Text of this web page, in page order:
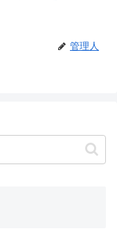
管理人